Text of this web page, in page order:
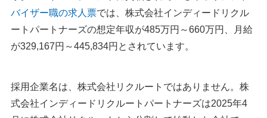
バイザー職の求人票では、株式会社インディードリクル
ートパートナーズの想定年収が485万円～660万円、月給
が329,167円～445,834円とされています。
採用企業名は、株式会社リクルートではありません。株
式会社インディードリクルートパートナーズは2025年4